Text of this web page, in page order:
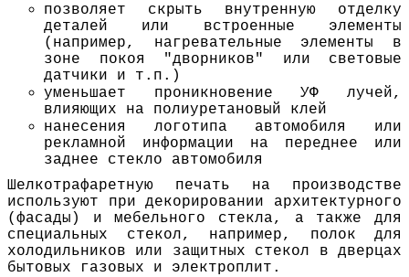
позволяет скрыть внутренную отделку
деталей или встроенные элементы
(например, нагревательные элементы в
зоне покоя "дворников" или световые
датчики и т.п.)
уменьшает проникновение УФ лучей,
влияющих на полиуретановый клей
нанесения логотипа автомобиля или
рекламной информации на переднее или
заднее стекло автомобиля
Шелкотрафаретную печать на производстве
используют при декорировании архитектурного
(фасады) и мебельного стекла, а также для
специальных стекол, например, полок для
холодильников или защитных стекол в дверцах
бытовых газовых и электроплит.